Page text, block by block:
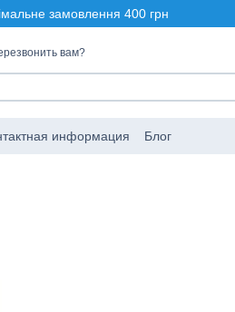
замовлення 400 грн
вам?
информация Блог